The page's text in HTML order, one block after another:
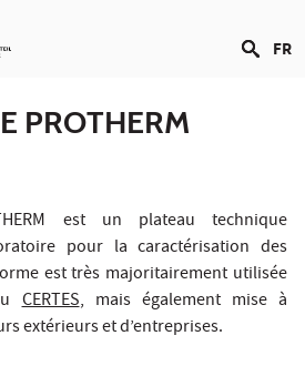
FR
PROTHERM
est un plateau technique
pour la caractérisation des
est très majoritairement utilisée
CERTES, mais également mise à
extérieurs et d’entreprises.